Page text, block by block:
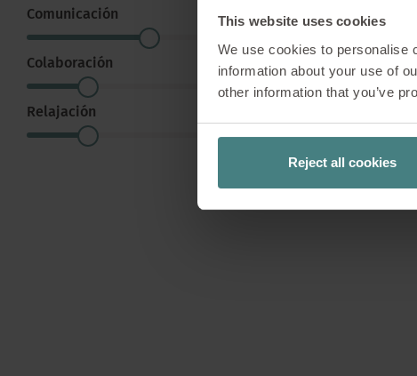
This website uses cookies
We use cookies to personalise
information about your use of
other information that you’ve
Reject all cookies
Comunicación
Colaboración
Relajación
según las
usuarios
IR A SEDUS